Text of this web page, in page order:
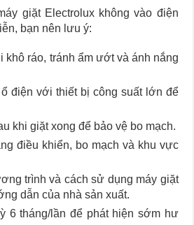
giặt Electrolux không vào điện
bạn nên lưu ý:
khô ráo, tránh ẩm ướt và ánh nắng
điện với thiết bị công suất lớn để
khi giặt xong để bảo vệ bo mạch.
điều khiển, bo mạch và khu vực
trình và cách sử dụng máy giặt
dẫn của nhà sản xuất.
6 tháng/lần để phát hiện sớm hư